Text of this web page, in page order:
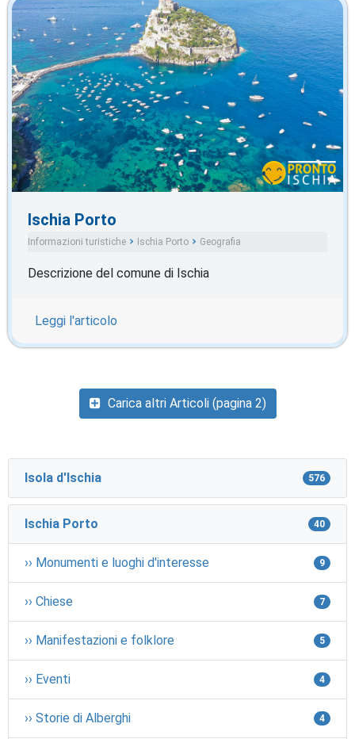
Ischia Porto
Informazioni turistiche Ischia Porto Geografia
Descrizione del comune di Ischia
Leggi l'articolo
Carica altri Articoli (pagina 2)
Isola d'Ischia 576
Ischia Porto 40
›› Monumenti e luoghi d'interesse 9
›› Chiese 7
›› Manifestazioni e folklore 5
›› Eventi 4
›› Storie di Alberghi 4